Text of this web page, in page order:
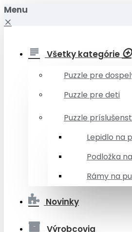
Menu
Všetky kategórie
Puzzle pre
Puzzle pre deti
Puzzle
Lepidlo na
Podložka
Rámy na
Novinky
Výrobcovia